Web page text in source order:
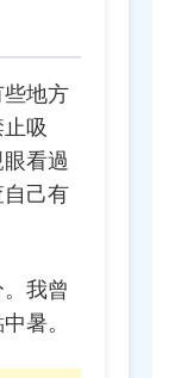
地方
吸
看過
己有
我曾
暑。